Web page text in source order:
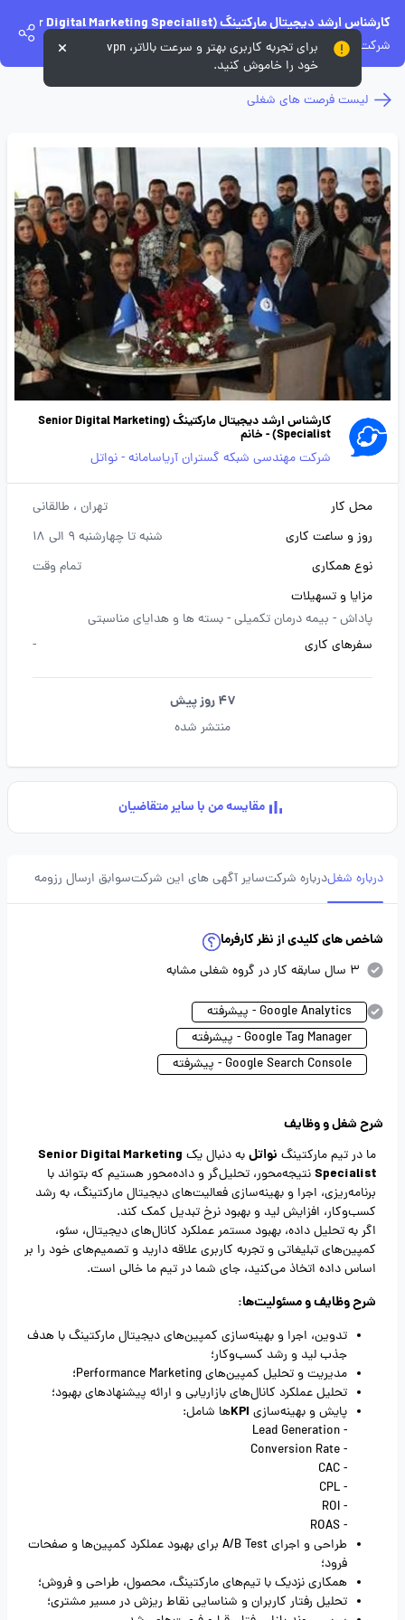
کارشناس ارشد دیجیتال مارکتینگ (Senior Digital Marketing Specialist) - خانم
شرکت مهندسی شبکه گستران آریاسامانه - نواتل
لیست فرصت های شغلی
کارشناس ارشد دیجیتال مارکتینگ (Senior Digital Marketing
Specialist) - خانم
شرکت مهندسی شبکه گستران آریاسامانه - نواتل
محل کار تهران ، طالقانی
روز و ساعت کاری
شنبه تا چهارشنبه 9 الی 18
نوع همکاری
تمام وقت
مزایا و تسهیلات
پاداش - بیمه درمان تکمیلی -بسته ها و هدایای مناسبتی
سفرهای کاری
-
47 روز پیش
منتشر شده
مقایسه من با سایر متقاضیان
درباره شغلدرباره شرکتسایر آگهی های این شرکتسوابق ارسال رزومه
شاخص های کلیدی از نظر کارفرما
3 سال سابقه کار در گروه شغلی مشابه
Google Analytics - پیشرفته
Google Tag Manager - پیشرفته
Google Search Console - پیشرفته
شرح شغل و وظایف
ما در تیم مارکتینگ نواتلبه دنبال یک Senior Digital Marketing
Specialistنتیجه‌محور، تحلیل‌گر و داده‌محور هستیم که بتواند با
برنامه‌ریزی، اجرا و بهینه‌سازی فعالیت‌های دیجیتال مارکتینگ، به رشد
کسب‌وکار، افزایش لید و بهبود نرخ تبدیل کمک کند.
اگر به تحلیل داده، بهبود مستمر عملکرد کانال‌های دیجیتال، سئو،
کمپین‌های تبلیغاتی و تجربه کاربری علاقه دارید و تصمیم‌های خود را بر
اساس داده اتخاذ می‌کنید، جای شما در تیم ما خالی است.
شرح وظایف و مسئولیت‌ها:
تدوین، اجرا و بهینه‌سازی کمپین‌های دیجیتال مارکتینگ با هدف
جذب لید و رشد کسب‌وکار؛
مدیریت و تحلیل کمپین‌های Performance Marketing؛
تحلیل عملکرد کانال‌های بازاریابی و ارائه پیشنهادهای بهبود؛
پایش و بهینه‌سازی KPIها شامل:
- Lead Generation
- Conversion Rate
- CAC
- CPL
- ROI
- ROAS
طراحی و اجرای A/B Test برای بهبود عملکرد کمپین‌ها و صفحات
فرود؛
همکاری نزدیک با تیم‌های مارکتینگ، محصول، طراحی و فروش؛
تحلیل رفتار کاربران و شناسایی نقاط ریزش در مسیر مشتری؛
برای تجربه کاربری بهتر و سرعت بالاتر، vpn
خود را خاموش کنید.